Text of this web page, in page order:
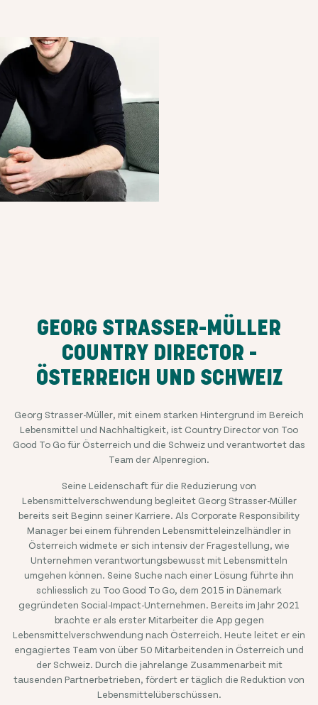
GEORG STRASSER-MÜLLER
COUNTRY DIRECTOR -
ÖSTERREICH UND SCHWEIZ
Georg Strasser-Müller, mit einem starken Hintergrund im Bereich
Lebensmittel und Nachhaltigkeit, ist Country Director von Too
Good To Go für Österreich und die Schweiz und verantwortet das
Team der Alpenregion.
Seine Leidenschaft für die Reduzierung von
Lebensmittelverschwendung begleitet Georg Strasser-Müller
bereits seit Beginn seiner Karriere. Als Corporate Responsibility
Manager bei einem führenden Lebensmitteleinzelhändler in
Österreich widmete er sich intensiv der Fragestellung, wie
Unternehmen verantwortungsbewusst mit Lebensmitteln
umgehen können. Seine Suche nach einer Lösung führte ihn
schliesslich zu Too Good To Go, dem 2015 in Dänemark
gegründeten Social-Impact-Unternehmen. Bereits im Jahr 2021
brachte er als erster Mitarbeiter die App gegen
Lebensmittelverschwendung nach Österreich. Heute leitet er ein
engagiertes Team von über 50 Mitarbeitenden in Österreich und
der Schweiz. Durch die jahrelange Zusammenarbeit mit
tausenden Partnerbetrieben, fördert er täglich die Reduktion von
Lebensmittelüberschüssen.